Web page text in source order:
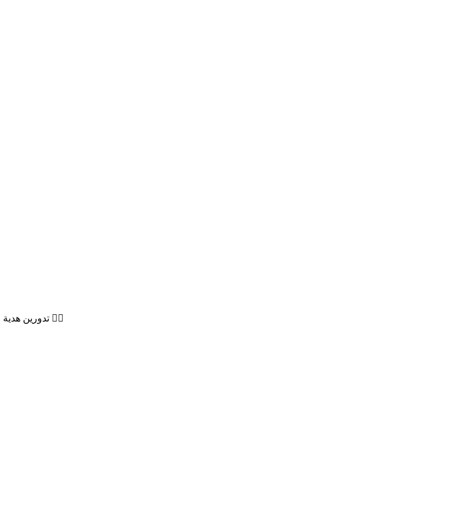
تدورين هدية مميزة و خاصة 🎁👌🏻 رسم جميع شخصيات الكرتون والانمي على الاكواب ومنتجات أخرى 👍🏻